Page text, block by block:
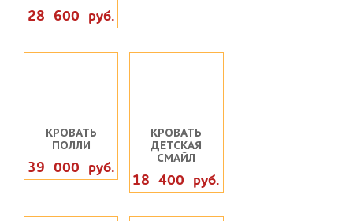
28 600 руб.
КРОВАТЬ
ПОЛЛИ
39 000 руб.
КРОВАТЬ
ДЕТСКАЯ
СМАЙЛ
18 400 руб.